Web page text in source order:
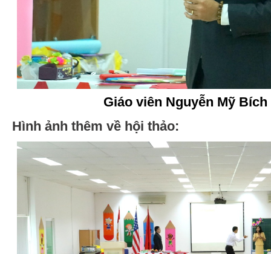
Giáo viên Nguyễn Mỹ
Hình ảnh thêm về hội thảo: